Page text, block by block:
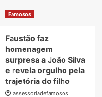
Famosos
Faustão faz
homenagem
surpresa a João Silva
e revela orgulho pela
trajetória do filho
assessoriadefamosos